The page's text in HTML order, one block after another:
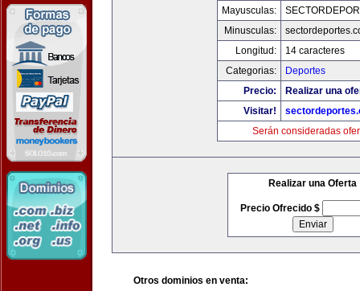
Mayusculas:
Minusculas:
Longitud:
14 caracteres
Categorias:
Deportes
Precio:
Realizar una
Visitar!
Serán consideradas
Realizar una Oferta
Precio Ofrecido $
Otros dominios en venta: